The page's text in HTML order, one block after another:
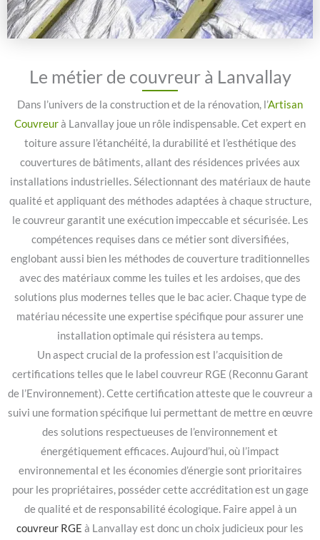
Le métier de couvreur à Lanvallay
Dans l’univers de la construction et de la rénovation, l’Artisan
Couvreurà Lanvallay joue un rôle indispensable. Cet expert en
toiture assure l’étanchéité, la durabilité et l’esthétique des
couvertures de bâtiments, allant des résidences privées aux
installations industrielles. Sélectionnant des matériaux de haute
qualité et appliquant des méthodes adaptées à chaque structure,
le couvreur garantit une exécution impeccable et sécurisée. Les
compétences requises dans ce métier sont diversifiées,
englobant aussi bien les méthodes de couverture traditionnelles
avec des matériaux comme les tuiles et les ardoises, que des
solutions plus modernes telles que le bac acier. Chaque type de
matériau nécessite une expertise spécifique pour assurer une
installation optimale qui résistera au temps.
Un aspect crucial de la profession est l’acquisition de
certifications telles que le label couvreur RGE (Reconnu Garant
de l’Environnement). Cette certification atteste que le couvreur a
suivi une formation spécifique lui permettant de mettre en œuvre
des solutions respectueuses de l’environnement et
énergétiquement efficaces. Aujourd’hui, où l’impact
environnemental et les économies d’énergie sont prioritaires
pour les propriétaires, posséder cette accréditation est un gage
de qualité et de responsabilité écologique. Faire appel à un
couvreur RGE à Lanvallay est donc un choix judicieux pour les